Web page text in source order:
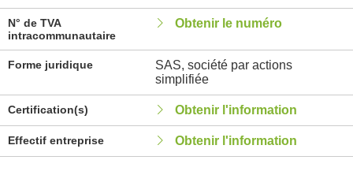
N° de TVA
intracommunautaire
Obtenir le numéro
Forme juridique
SAS, société par actions
simplifiée
Certification(s) Obtenir l'information
Effectif entreprise Obtenir l'information